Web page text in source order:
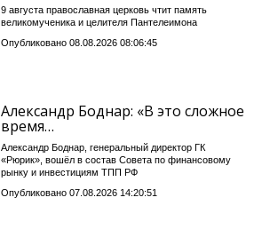
9 августа православная церковь чтит память
великомученика и целителя Пантелеимона
Опубликовано 08.08.2026 08:06:45
Александр Боднар: «В это сложное
время…
Александр Боднар, генеральный директор ГК
«Рюрик», вошёл в состав Совета по финансовому
рынку и инвестициям ТПП РФ
Опубликовано 07.08.2026 14:20:51